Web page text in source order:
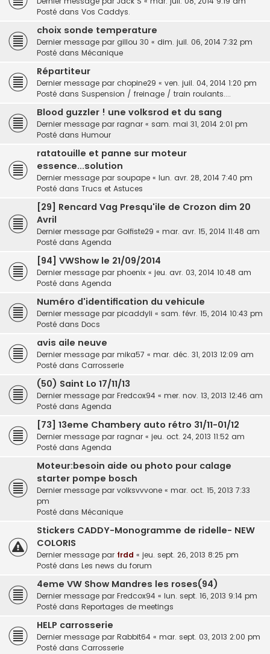
Posté dans Vos Caddys.
choix sonde temperature
Dernier message par gillou 30 « dim. juil. 06, 2014 7:32 pm
Posté dans Mécanique
Répartiteur
Dernier message par chopine29 « ven. juil. 04, 2014 1:20 pm
Posté dans Suspension / freinage / train roulants....
Blood guzzler ! une volksrod et du sang
Dernier message par ragnar « sam. mai 31, 2014 2:01 pm
Posté dans Humour
ratatouille et panne sur moteur
essence...solution
Dernier message par soupape « lun. avr. 28, 2014 7:40 pm
Posté dans Trucs et Astuces
[29] Rencard Vag Presqu'ile de Crozon dim 20
Avril
Dernier message par Golfiste29 « mar. avr. 15, 2014 11:48 am
Posté dans Agenda
[94] VWShow le 21/09/2014
Dernier message par phoenix « jeu. avr. 03, 2014 10:48 am
Posté dans Agenda
Numéro d'identification du vehicule
Dernier message par picaddyli « sam. févr. 15, 2014 10:43 pm
Posté dans Docs
avis aile neuve
Dernier message par mika57 « mar. déc. 31, 2013 12:09 am
Posté dans Carrosserie
(50) Saint Lo 17/11/13
Dernier message par Fredcox94 « mer. nov. 13, 2013 12:46 am
Posté dans Agenda
[73] 13eme Chambery auto rétro 31/11-01/12
Dernier message par ragnar « jeu. oct. 24, 2013 11:52 am
Posté dans Agenda
Moteur:besoin aide ou photo pour calage
starter pompe bosch
Dernier message par volksvvvone « mar. oct. 15, 2013 7:33
pm
Posté dans Mécanique
Stickers CADDY-Monogramme de ridelle- NEW
COLORIS
Dernier message par frdd « jeu. sept. 26, 2013 8:25 pm
Posté dans Les news du forum
4eme VW Show Mandres les roses(94)
Dernier message par Fredcox94 « lun. sept. 16, 2013 9:14 pm
Posté dans Reportages de meetings
HELP carrosserie
Dernier message par Rabbit64 « mar. sept. 03, 2013 2:00 pm
Posté dans Carrosserie